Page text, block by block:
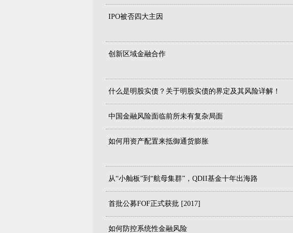
IPO被否四大主因
创新区域金融合作
什么是明股实债？关于明股实债的界定及其风险详解！
中国金融风险面临前所未有复杂局面
如何用资产配置来抵御通货膨胀
从“小舢板”到“航母集群”，QDII基金十年出海路
首批公募FOF正式获批 [2017]
如何防控系统性金融风险